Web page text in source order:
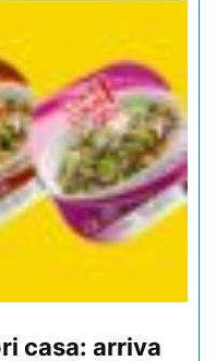
casa: arriva